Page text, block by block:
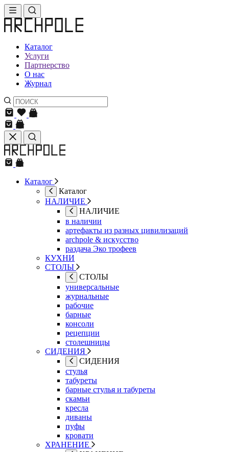
Каталог
Услуги
Партнерство
О нас
Журнал
Каталог
Каталог
НАЛИЧИЕ
НАЛИЧИЕ
в наличии
артефакты из разных цивилизаций
archpole & искусство
раздача Эко трофеев
КУХНИ
СТОЛЫ
СТОЛЫ
универсальные
журнальные
рабочие
барные
консоли
рецепции
столешницы
СИДЕНИЯ
СИДЕНИЯ
стулья
табуреты
барные стулья и табуреты
скамьи
кресла
диваны
пуфы
кровати
ХРАНЕНИЕ